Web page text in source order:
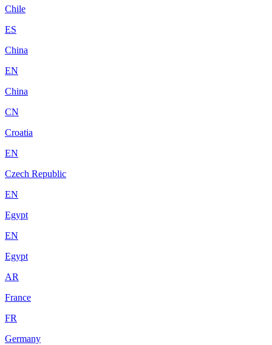
Chile
ES
China
EN
China
CN
Croatia
EN
Czech Republic
EN
Egypt
EN
Egypt
AR
France
FR
Germany